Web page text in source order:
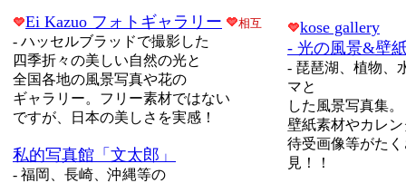
Ei Kazuo フォトギャラリー 相互
- ハッセルブラッドで撮影した
四季折々の美しい自然の光と
全国各地の風景写真や花の
ギャラリー。フリー素材ではない
ですが、日本の美しさを実感！
私的写真館「文太郎」
- 福岡、長崎、沖縄等の
kose gallery
- 光の風景&壁
- 琵琶湖、植物、
マと
した風景写真集。
壁紙素材やカレ
待受画像等がた
見！！